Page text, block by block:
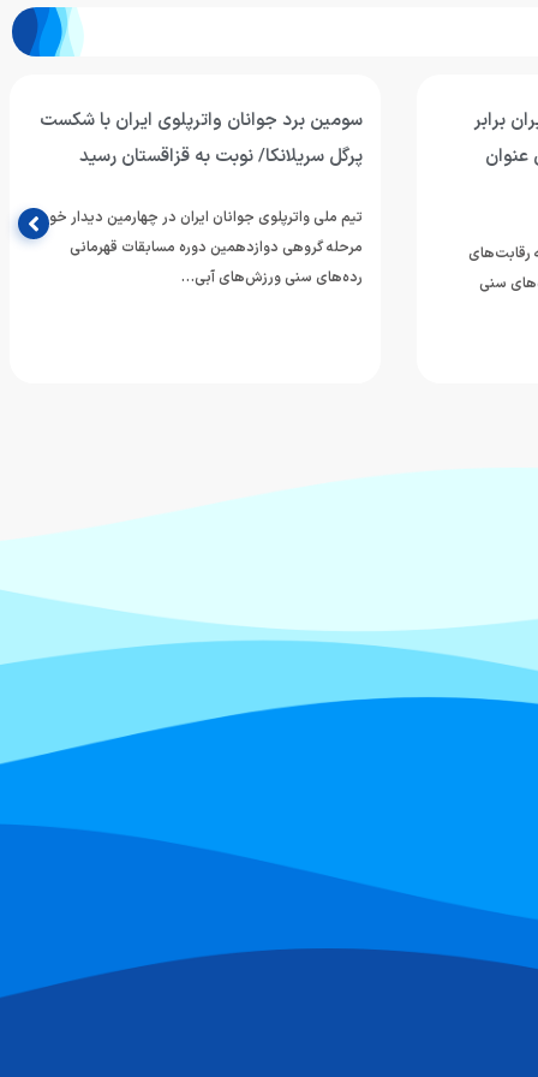
برابر
عنوان
رقابت‌های
سنی
سومین برد جوانان واترپلوی ایران با شکست
پرگل سریلانکا/ نوبت به قزاقستان رسید
تیم ملی واترپلوی جوانان ایران در چهارمین دیدار خود از
مرحله گروهی دوازدهمین دوره مسابقات قهرمانی
رده‌های سنی ورزش‌های آبی…